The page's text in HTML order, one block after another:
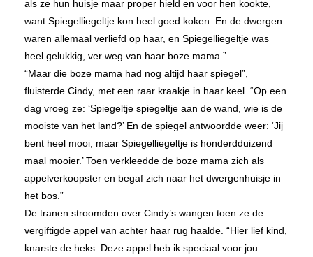
als ze hun huisje maar proper hield en voor hen kookte,
want Spiegelliegeltje kon heel goed koken. En de dwergen
waren allemaal verliefd op haar, en Spiegelliegeltje was
heel gelukkig, ver weg van haar boze mama.”
“Maar die boze mama had nog altijd haar spiegel”,
fluisterde Cindy, met een raar kraakje in haar keel. “Op een
dag vroeg ze: ‘Spiegeltje spiegeltje aan de wand, wie is de
mooiste van het land?’ En de spiegel antwoordde weer: ‘Jij
bent heel mooi, maar Spiegelliegeltje is honderdduizend
maal mooier.’ Toen verkleedde de boze mama zich als
appelverkoopster en begaf zich naar het dwergenhuisje in
het bos.”
De tranen stroomden over Cindy’s wangen toen ze de
vergiftigde appel van achter haar rug haalde. “Hier lief kind,
knarste de heks. Deze appel heb ik speciaal voor jou